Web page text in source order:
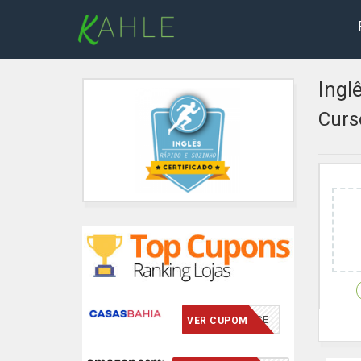
VCMERECE
VER CUPOM